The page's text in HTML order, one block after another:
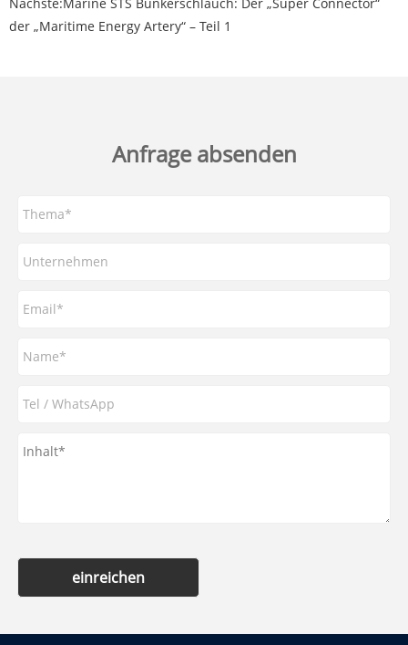
der „Maritime Energy Artery“ – Teil 1
Anfrage absenden
einreichen